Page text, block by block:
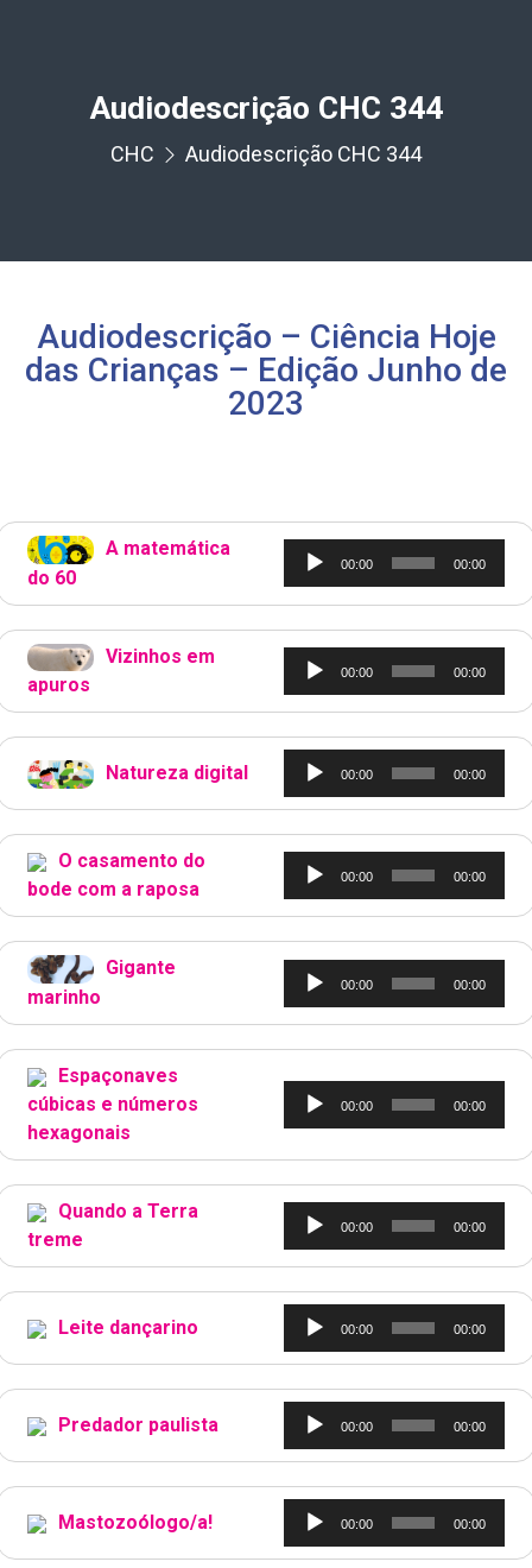
Audiodescrição CHC 344
CHC Audiodescrição CHC 344
Audiodescrição – Ciência Hoje
das Crianças – Edição Junho de
2023
A matemática
do 60
Tocador
áudio
00:00 00:00
Vizinhos em
apuros
Tocador
áudio
00:00 00:00
Natureza digital
Tocador
00:00 00:00
O casamento do
bode com a raposa
Tocador
áudio
00:00 00:00
Gigante
marinho
Tocador
áudio
00:00 00:00
Espaçonaves
cúbicas e números
hexagonais
Tocador
00:00 00:00
Quando a Terra
treme
Tocador
áudio
00:00 00:00
Leite dançarino
Tocador
00:00 00:00
Predador paulista
Tocador
00:00 00:00
Mastozoólogo/a!
Tocador
00:00 00:00